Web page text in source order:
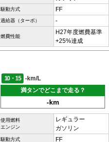
駆動方式 FF
過給器（ターボ） -
燃費性能
H27年度燃費基準
+25%達成
10・15
-km/L
満タンでどこまで走る？
-km
使用燃料
エンジン
レギュラー
ガソリン
駆動方式 FF